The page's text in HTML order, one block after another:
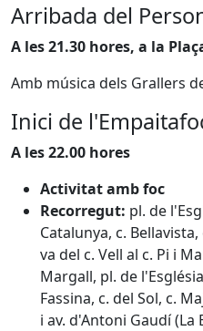
Arribada del
A les 21.30 hores, a la
Amb música dels Grallers
Inici de
A les 22.00 hores
Activitat amb foc
Recorregut: pl. de
Catalunya, c.
va del c. Vell al c. Pi i
Margall, pl. de
Fassina, c. del Sol, c.
i av. d'Antoni Gaudí (La